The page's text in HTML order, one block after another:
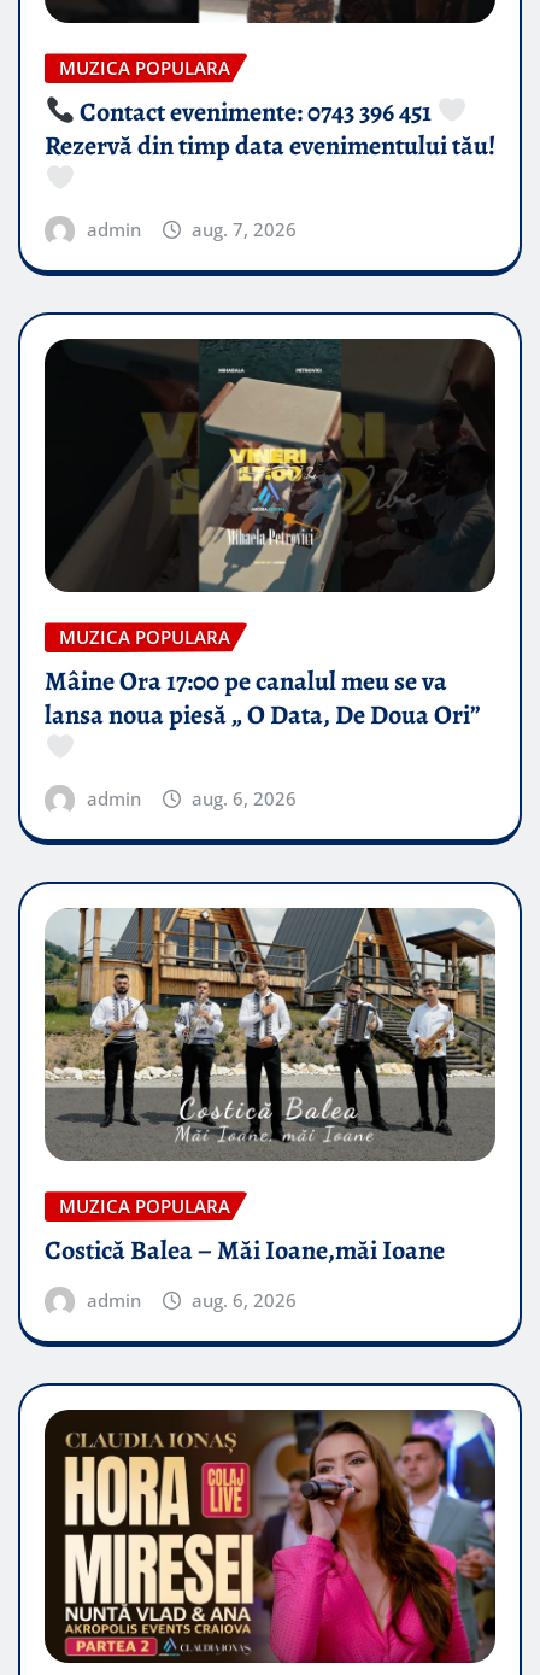
MUZICA POPULARA
Contact evenimente: 0743 396 451
Rezervă din timp data evenimentului tău!
admin aug. 7, 2026
MUZICA POPULARA
Mâine Ora 17:00 pe canalul meu se va
lansa noua piesă „ O Data, De Doua Ori”
admin aug. 6, 2026
MUZICA POPULARA
Costică Balea – Măi Ioane,măi Ioane
admin aug. 6, 2026